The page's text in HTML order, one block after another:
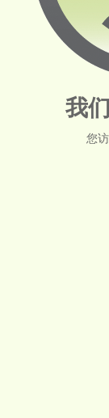
我
您